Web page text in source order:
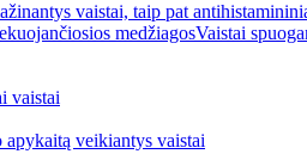
vaistai, taip pat
medžiagosVaistai
vaistai
veikiantys vaistai